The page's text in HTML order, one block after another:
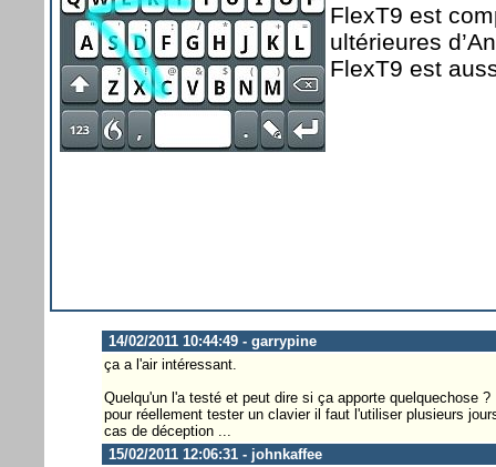
FlexT9 est
ultérieures
FlexT9 est
14/02/2011 10:44:49 - garrypine
ça a l'air intéressant.
Quelqu'un l'a testé et peut dire si ça apporte quelquechose ?
pour réellement tester un clavier il faut l'utiliser plusieurs
cas de déception ...
15/02/2011 12:06:31 - johnkaffee